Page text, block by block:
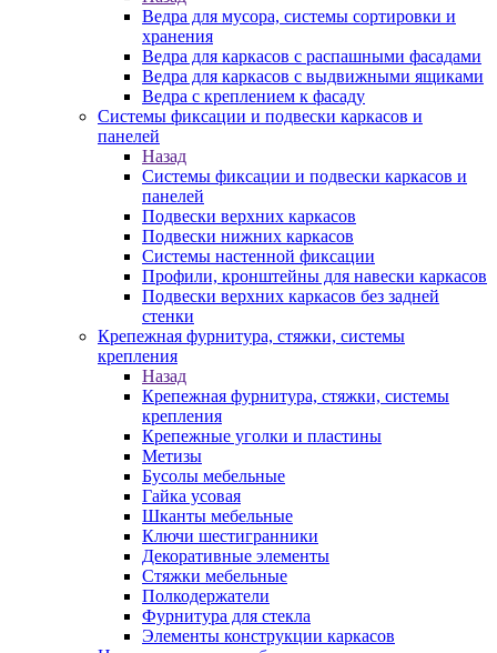
Ведра для мусора, системы сортировки и
хранения
Ведра для каркасов с распашными фасадами
Ведра для каркасов с выдвижными ящиками
Ведра с креплением к фасаду
Системы фиксации и подвески каркасов и
панелей
Назад
Системы фиксации и подвески каркасов и
панелей
Подвески верхних каркасов
Подвески нижних каркасов
Системы настенной фиксации
Профили, кронштейны для навески каркасов
Подвески верхних каркасов без задней
стенки
Крепежная фурнитура, стяжки, системы
крепления
Назад
Крепежная фурнитура, стяжки, системы
крепления
Крепежные уголки и пластины
Метизы
Бусолы мебельные
Гайка усовая
Шканты мебельные
Ключи шестигранники
Декоративные элементы
Стяжки мебельные
Полкодержатели
Фурнитура для стекла
Элементы конструкции каркасов